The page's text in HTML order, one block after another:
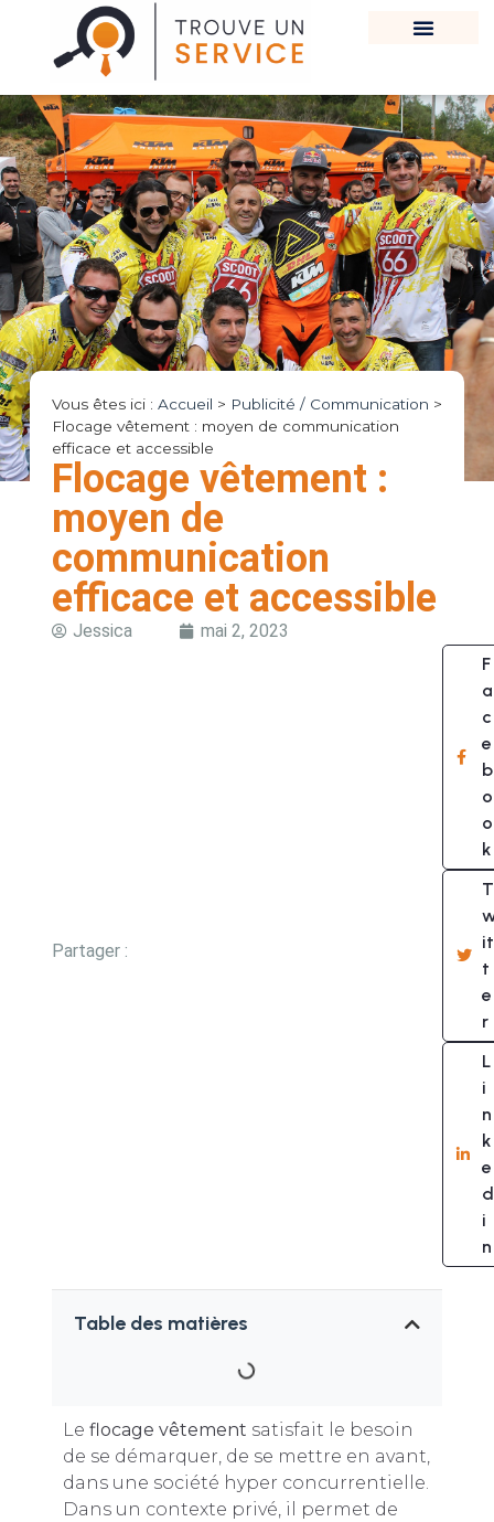
Vous êtes ici : Accueil > Publicité / Communication >
Flocage vêtement : moyen de communication
efficace et accessible
Flocage vêtement :
moyen de
communication
efficace et accessible
Jessica mai 2, 2023
Partager :
F
a
c
e
b
o
o
k
T
it
t
e
r
L
i
n
k
e
d
i
n
Table des matières
Le flocage vêtement satisfait le besoin
de se démarquer, de se mettre en avant,
dans une société hyper concurrentielle.
Dans un contexte privé, il permet de